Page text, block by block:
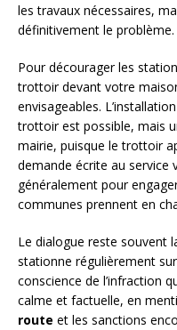
les travaux nécessaires,
définitivement le problème.
Pour décourager les
trottoir devant votre
envisageables.
trottoir est possible, mais
mairie, puisque le trottoir
demande écrite au
généralement pour
communes prennent en
Le dialogue reste souvent
stationne régulièrement
conscience de l’infraction
calme et factuelle, en
route et les sanctions